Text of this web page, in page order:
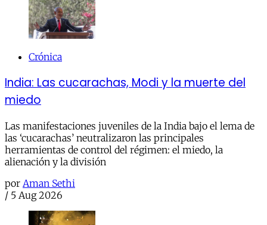
Crónica
India: Las cucarachas, Modi y la muerte del
miedo
Las manifestaciones juveniles de la India bajo el lema de
las ‘cucarachas’ neutralizaron las principales
herramientas de control del régimen: el miedo, la
alienación y la división
por Aman Sethi
/ 5 Aug 2026